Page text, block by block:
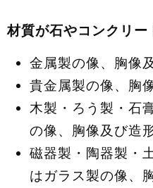
材質が石やコンクリー
金属製の像、胸像
貴金属製の像、胸
木製・ろう製・石
の像、胸像及び造
磁器製・陶器製・
はガラス製の像、